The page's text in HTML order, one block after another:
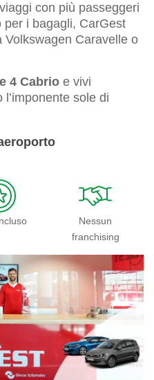
con più passeggeri
i bagagli, CarGest
Caravelle o
4 Cabrio e vivi
l’imponente sole di
Nessun
franchising